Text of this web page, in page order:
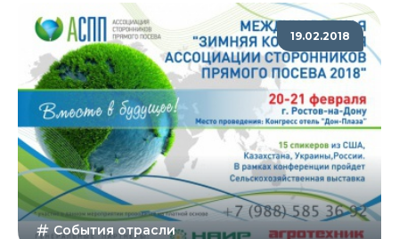
19.02.2018
События отрасли